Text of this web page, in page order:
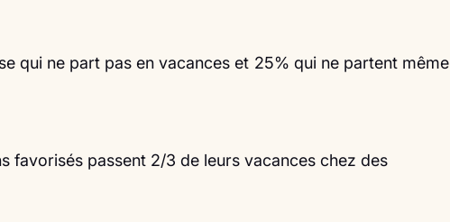
qui ne part pas en vacances et 25% qui ne partent même
favorisés passent 2/3 de leurs vacances chez des